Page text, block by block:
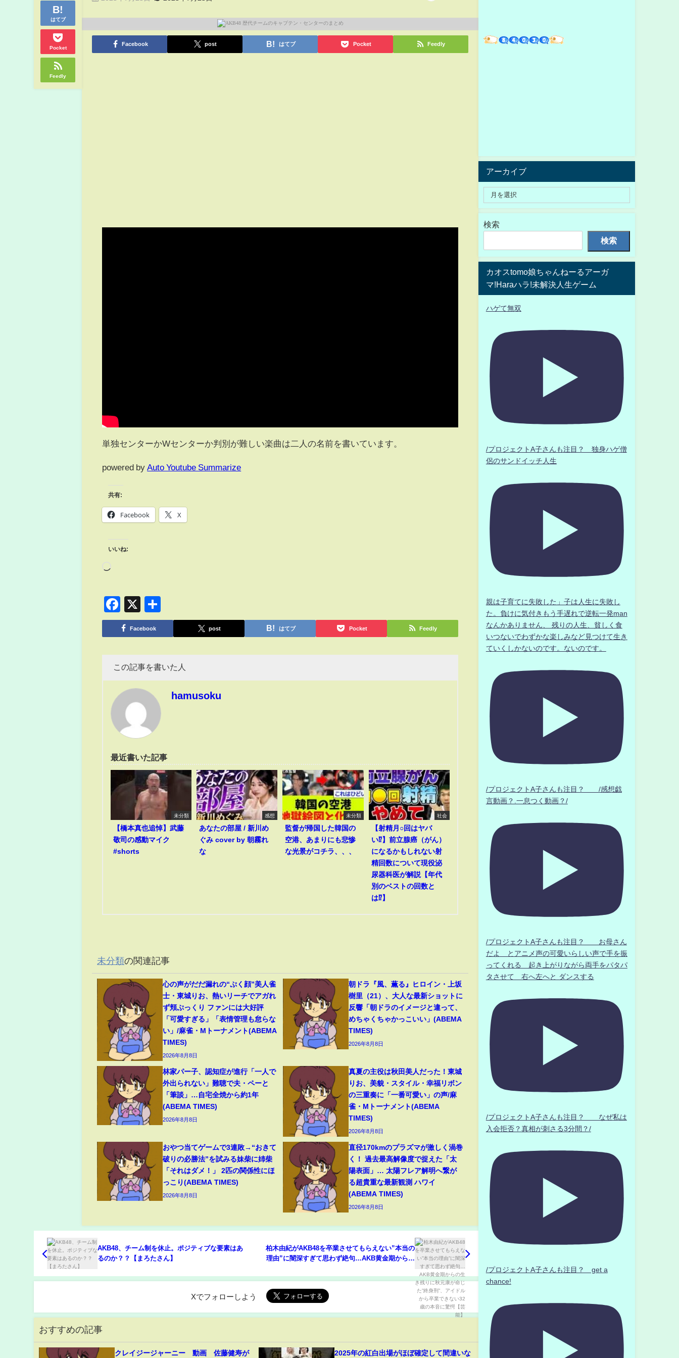
はてブ
Pocket
Feedly
Facebook post はてブ Pocket Feedly
単独センターかWセンターか判別が難しい楽曲は二人の名前を書いています。
powered by Auto Youtube Summarize
共有:
Facebook X
いいね:
Facebook
X
有
Facebook post はてブ Pocket Feedly
この記事を書いた人
hamusoku
最近書いた記事
未分類
【橋本真也追悼】武藤
敬司の感動マイク
#shorts
感想
あなたの部屋 / 新川め
ぐみ cover by 朝霧れ
な
未分類
監督が帰国した韓国の
空港、あまりにも悲惨
な光景がコチラ、、、
社会
【射精月○回はヤバ
い⁉︎】前立腺癌（がん）
になるかもしれない射
精回数について現役泌
尿器科医が解説【年代
別のベストの回数と
は⁉︎】
未分類の関連記事
心の声がだだ漏れの“ぷく顔”美人雀
士・東城りお、熱いリーチでアガれ
ず頬ぷっくり ファンには大好評
「可愛すぎる」「表情管理も怠らな
い」/麻雀・Mトーナメント(ABEMA
TIMES)
2026年8月8日
朝ドラ『風、薫る』ヒロイン・上坂
樹里（21）、大人な最新ショットに
反響「朝ドラのイメージと違って、
めちゃくちゃかっこいい」(ABEMA
TIMES)
2026年8月8日
林家パー子、認知症が進行「一人で
外出られない」難聴で夫・ペーと
「筆談」…自宅全焼から約1年
(ABEMA TIMES)
2026年8月8日
真夏の主役は秋田美人だった！東城
りお、美貌・スタイル・幸福リボン
の三重奏に「一番可愛い」の声/麻
雀・Mトーナメント(ABEMA
TIMES)
2026年8月8日
おやつ当てゲームで3連敗→“おきて
破りの必勝法”を試みる妹柴に姉柴
「それはダメ！」 2匹の関係性にほ
っこり(ABEMA TIMES)
2026年8月8日
直径170kmのプラズマが激しく渦巻
く！ 過去最高解像度で捉えた「太
陽表面」… 太陽フレア解明へ繋が
る超貴重な最新観測 ハワイ
(ABEMA TIMES)
2026年8月8日
AKB48、チーム制を休止。ポジティブな要素はあ
るのか？？【まろたさん】
柏木由紀がAKB48を卒業させてもらえない”本当の
理由”に闇深すぎて思わず絶句…AKB黄金期からの
Xでフォローしよう
おすすめの記事
クレイジージャーニー 動画 佐藤健寿が 2025年の紅白出場がほぼ確定して間違いな
アーカイブ
検索
検索
カオスtomo娘ちゃんねーるアーガ
マ!Haraハラ!未解決人生ゲーム
ハゲて無双
/プロジェクトA子さんも注目？ 独身ハゲ僧
侶のサンドイッチ人生
親は子育てに失敗した」子は人生に失敗し
た。負けに気付きもう手遅れで逆転一発man
なんかありません、 残りの人生、貧しく食
いつないでわずかな楽しみなど見つけて生き
ていくしかないのです。ないのです。
/プロジェクトA子さんも注目？ /感想戯
言動画？.一息つく動画？/
/プロジェクトA子さんも注目？ お母さん
だよ とアニメ声の可愛いらしい声で手を振
ってくれる 起き上がりながら両手をパタパ
タさせて 右へ左へと ダンスする
/プロジェクトA子さんも注目？ なぜ私は
入会拒否？真相が刺さる3分間？/
/プロジェクトA子さんも注目？ get a
chance!